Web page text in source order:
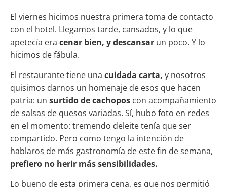
El viernes hicimos nuestra primera toma de contacto
con el hotel. Llegamos tarde, cansados, y lo que
apetecía era cenar bien, y descansar un poco. Y lo
hicimos de fábula.
El restaurante tiene una cuidada carta, y nosotros
quisimos darnos un homenaje de esos que hacen
patria: un surtido de cachopos con acompañamiento
de salsas de quesos variadas. Sí, hubo foto en redes
en el momento: tremendo deleite tenía que ser
compartido. Pero como tengo la intención de
hablaros de más gastronomía de este fin de semana,
prefiero no herir más sensibilidades.
Lo bueno de esta primera cena, es que nos permitió